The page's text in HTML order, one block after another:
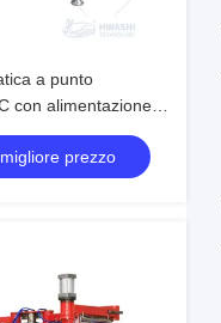
a punto
con alimentazione
simultanea a più
automobilistiche
prezzo